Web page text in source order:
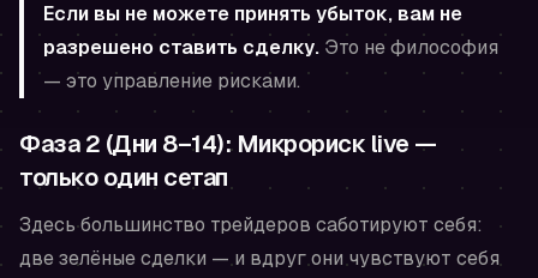
Если вы не можете принять убыток, вам не
разрешено ставить сделку. Это не философия
— это управление рисками.
Фаза 2 (Дни 8–14): Микрориск live —
только один сетап
Здесь большинство трейдеров саботируют себя:
две зелёные сделки — и вдруг они чувствуют себя